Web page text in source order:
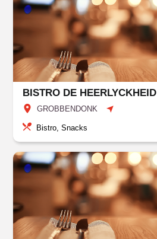
BISTRO DE HEERLYCKHEID
GROBBENDONK
Bistro, Snacks